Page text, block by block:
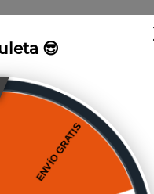
😎